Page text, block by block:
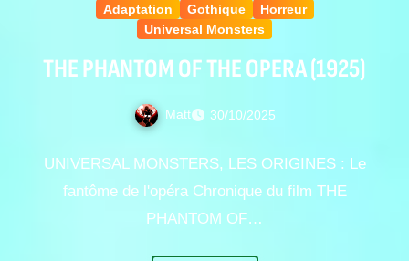
Adaptation Gothique
Horreur
Universal Monsters
THE PHANTOM OF THE OPERA (1925)
Matt 30/10/2025
UNIVERSAL MONSTERS, LES ORIGINES : Le
fantôme de l'opéra Chronique du film THE
PHANTOM OF…